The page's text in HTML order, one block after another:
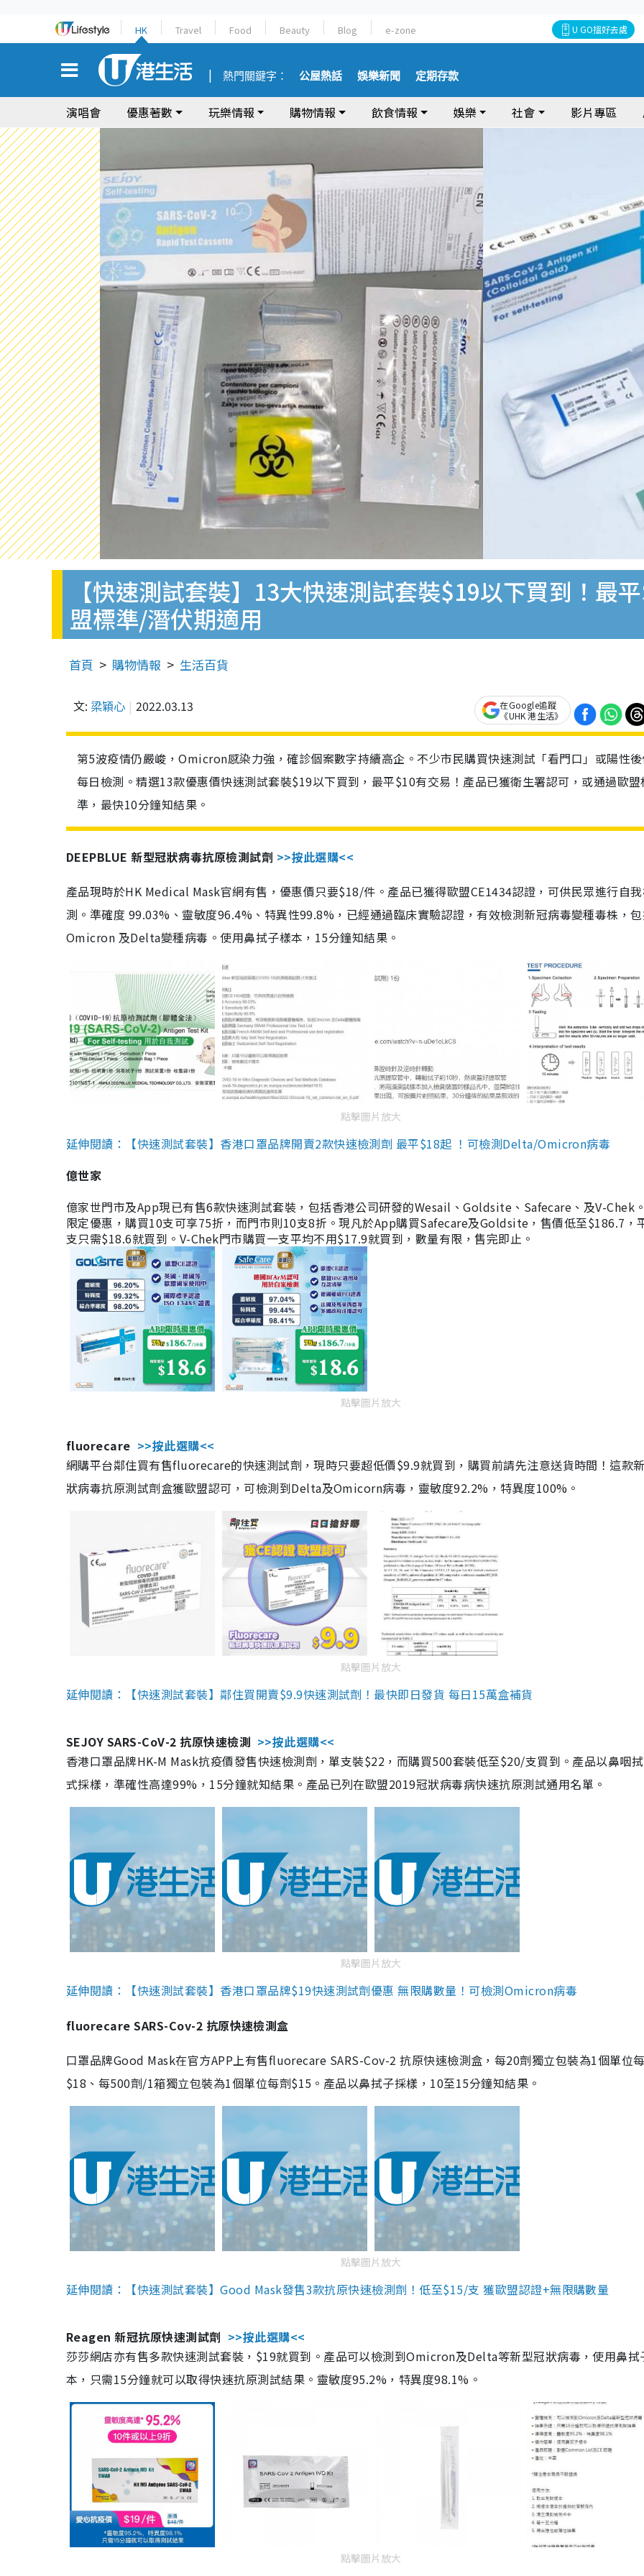
HK Travel Food Beauty Blog e-zone U GO搵好去處
熱門關鍵字： 公屋熱話 娛樂新聞 定期存款
演唱會 優惠著數 玩樂情報 購物情報 飲食情報 娛樂 社會 影片專區
【快速測試套裝】13大快速測試套裝$19以下買到！最
盟標準/潛伏期適用
首頁 購物情報 生活百貨
文: 梁穎心 2022.03.13
在Google追蹤
《UHK 港生活》
第5波疫情仍嚴峻，Omicron感染力強，確診個案數字持續高企。不少市民購買快速測試「看門口」或陽性
每日檢測。精選13款優惠價快速測試套裝$19以下買到，最平$10有交易！產品已獲衛生署認可，或通過歐盟
準，最快10分鐘知結果。
DEEPBLUE 新型冠狀病毒抗原檢測試劑 >>按此選購<<
產品現時於HK Medical Mask官網有售，優惠價只要$18/件。產品已獲得歐盟CE1434認證，可供民眾進行自
測。準確度 99.03%、靈敏度96.4%、特異性99.8%，已經通過臨床實驗認證，有效檢測新冠病毒變種毒株，
Omicron 及Delta變種病毒。使用鼻拭子樣本，15分鐘知結果。
點擊圖片放大
延伸閱讀：【快速測試套裝】香港口罩品牌開賣2款快速檢測劑 最平$18起 ！可檢測Delta/Omicron病毒
億世家
億家世門市及App現已有售6款快速測試套裝，包括香港公司研發的Wesail、Goldsite、Safecare、及V-Chek
限定優惠，購買10支可享75折，而門市則10支8折。現凡於App購買Safecare及Goldsite，售價低至$186.7，
支只需$18.6就買到。V-Chek門市購買一支平均不用$17.9就買到，數量有限，售完即止。
點擊圖片放大
fluorecare >>按此選購<<
網購平台鄰住買有售fluorecare的快速測試劑，現時只要超低價$9.9就買到，購買前請先注意送貨時間！這款
狀病毒抗原測試劑盒獲歐盟認可，可檢測到Delta及Omicorn病毒，靈敏度92.2%，特異度100%。
點擊圖片放大
延伸閱讀：【快速測試套裝】鄰住買開賣$9.9快速測試劑！最快即日發貨 每日15萬盒補貨
SEJOY SARS-CoV-2 抗原快速檢測 >>按此選購<<
香港口罩品牌HK-M Mask抗疫價發售快速檢測劑，單支裝$22，而購買500套裝低至$20/支買到。產品以鼻咽
式採樣，準確性高達99%，15分鐘就知結果。產品已列在歐盟2019冠狀病毒病快速抗原測試通用名單。
點擊圖片放大
延伸閱讀：【快速測試套裝】香港口罩品牌$19快速測試劑優惠 無限購數量！可檢測Omicron病毒
fluorecare SARS-Cov-2 抗原快速檢測盒
口罩品牌Good Mask在官方APP上有售fluorecare SARS-Cov-2 抗原快速檢測盒，每20劑獨立包裝為1個單位
$18、每500劑/1箱獨立包裝為1個單位每劑$15。產品以鼻拭子採樣，10至15分鐘知結果。
點擊圖片放大
延伸閱讀：【快速測試套裝】Good Mask發售3款抗原快速檢測劑！低至$15/支 獲歐盟認證+無限購數量
Reagen 新冠抗原快速測試劑 >>按此選購<<
莎莎網店亦有售多款快速測試套裝，$19就買到。產品可以檢測到Omicron及Delta等新型冠狀病毒，使用鼻拭
本，只需15分鐘就可以取得快速抗原測試結果。靈敏度95.2%，特異度98.1%。
點擊圖片放大